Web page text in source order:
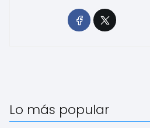
Lo más popular